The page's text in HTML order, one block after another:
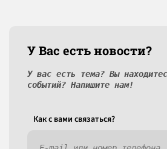
У Вас есть новости?
У вас есть тема? Вы
событий? Напишите нам!
Как c вами связаться?